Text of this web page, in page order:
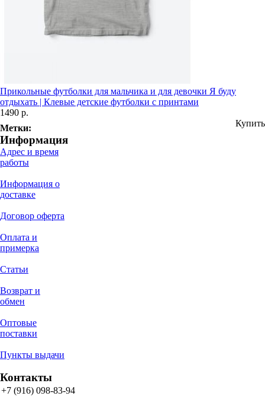
Прикольные футболки для мальчика и для девочки Я буду
отдыхать | Клевые детские футболки с принтами
1490 р.
Купить
Метки:
Информация
Адрес и время
работы
Информация о
доставке
Договор оферта
Оплата и
примерка
Статьи
Возврат и
обмен
Оптовые
поставки
Пункты выдачи
Контакты
+7 (916) 098-83-94